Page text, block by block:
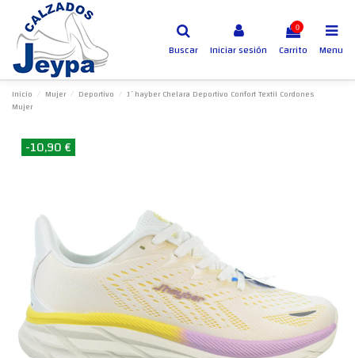
Buscar Iniciar sesión
0
Carrito Menu
Inicio Mujer Deportivo
J´hayber Chelara Deportivo Confort Textil Cordones
Mujer
-10,90 €